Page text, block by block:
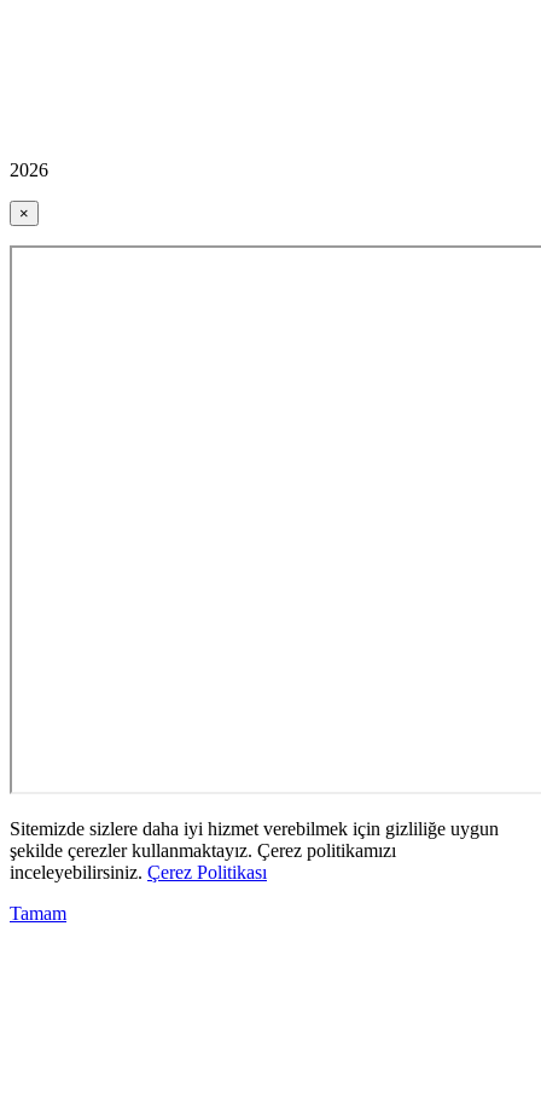
2026
×
Sitemizde sizlere daha iyi hizmet verebilmek için gizliliğe uygun
şekilde çerezler kullanmaktayız. Çerez politikamızı
inceleyebilirsiniz. Çerez Politikası
Tamam